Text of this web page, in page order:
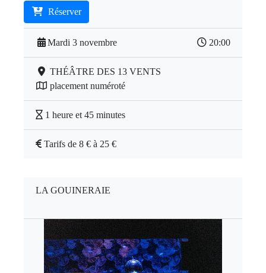
Réserver
Mardi 3 novembre 20:00
THÉÂTRE DES 13 VENTS
placement numéroté
1 heure et 45 minutes
Tarifs de 8 € à 25 €
LA GOUINERAIE